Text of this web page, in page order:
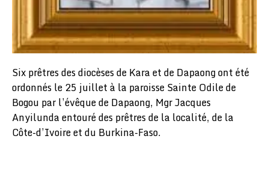
Six prêtres des diocèses de Kara et de Dapaong ont été
ordonnés le 25 juillet à la paroisse Sainte Odile de
Bogou par l’évêque de Dapaong, Mgr Jacques
Anyilunda entouré des prêtres de la localité, de la
Côte-d’Ivoire et du Burkina-Faso.